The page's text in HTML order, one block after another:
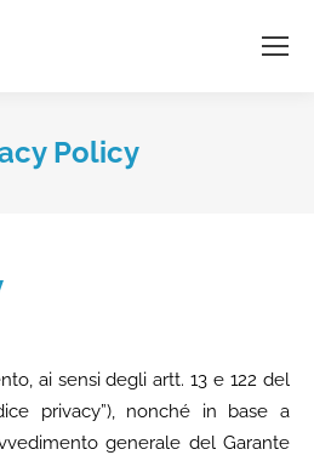
Policy
ai sensi degli artt. 13 e 122 del
privacy”), nonché in base a
generale del Garante